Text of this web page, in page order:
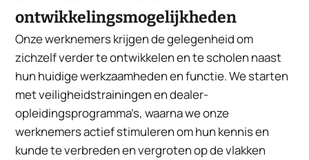
ontwikkelingsmogelijkheden
Onze werknemers krijgen de gelegenheid om
zichzelf verder te ontwikkelen en te scholen naast
hun huidige werkzaamheden en functie. We starten
met veiligheidstrainingen en dealer-
opleidingsprogramma’s, waarna we onze
werknemers actief stimuleren om hun kennis en
kunde te verbreden en vergroten op de vlakken